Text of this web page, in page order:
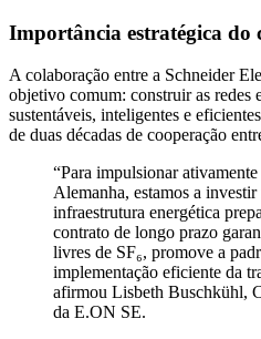
Importância estratégica do
A colaboração entre a Schneider
objetivo comum: construir as
sustentáveis, inteligentes e
de duas décadas de cooperação
“Para impulsionar
Alemanha, estamos a
infraestrutura energética
contrato de longo prazo
livres de SF₆, promove a
implementação eficiente da
afirmou Lisbeth Buschkühl,
da E.ON SE.